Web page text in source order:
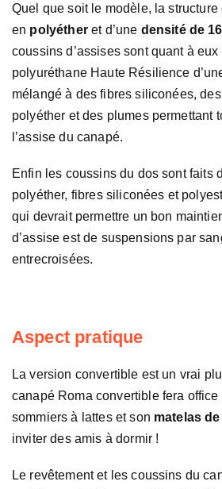
Quel que soit le modèle, la
en polyétheret d’une densité de
coussins d’assises sont quant à eux
polyuréthane Haute Résilience
mélangé à des fibres siliconées,
polyéther et des plumes permettant
l’assise du canapé.
Enfin les coussins du dos sont faits
polyéther, fibres siliconées et
qui devrait permettre un bon
d’assise est de suspensions par
entrecroisées.
Aspect pratique
La version convertible est un vrai
canapé Roma convertible fera office
sommiers à lattes et son matelas
inviter des amis à dormir !
Le revêtement et les coussins du